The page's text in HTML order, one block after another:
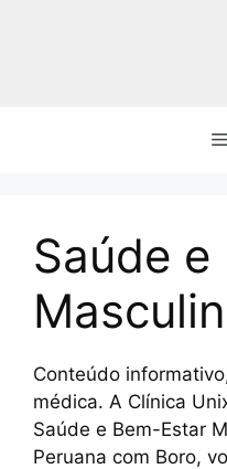
Saúde
Conteúdo
médica. A Clínica
Saúde e Bem-Estar
Peruana com Boro,